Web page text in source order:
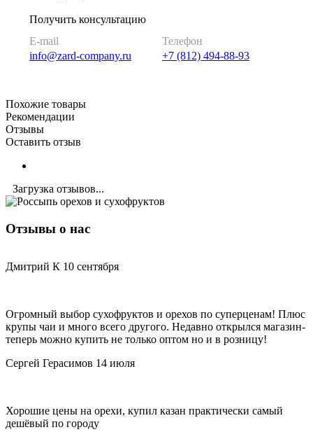
Получить консультацию
E-mail
info@zard-company.ru
Телефон
+7 (812) 494-88-93
Похожие товары
Рекомендации
Отзывы
Оставить отзыв
Загрузка отзывов...
Отзывы о нас
Дмитрий К 10 сентября
Огромный выбор сухофруктов и орехов по суперценам! Плюс
крупы чаи и много всего другого. Недавно открылся магазин-
теперь можно купить не только оптом но и в розницу!
Сергей Герасимов 14 июля
Хорошие цены на орехи, купил казан практически самый
дешёвый по городу